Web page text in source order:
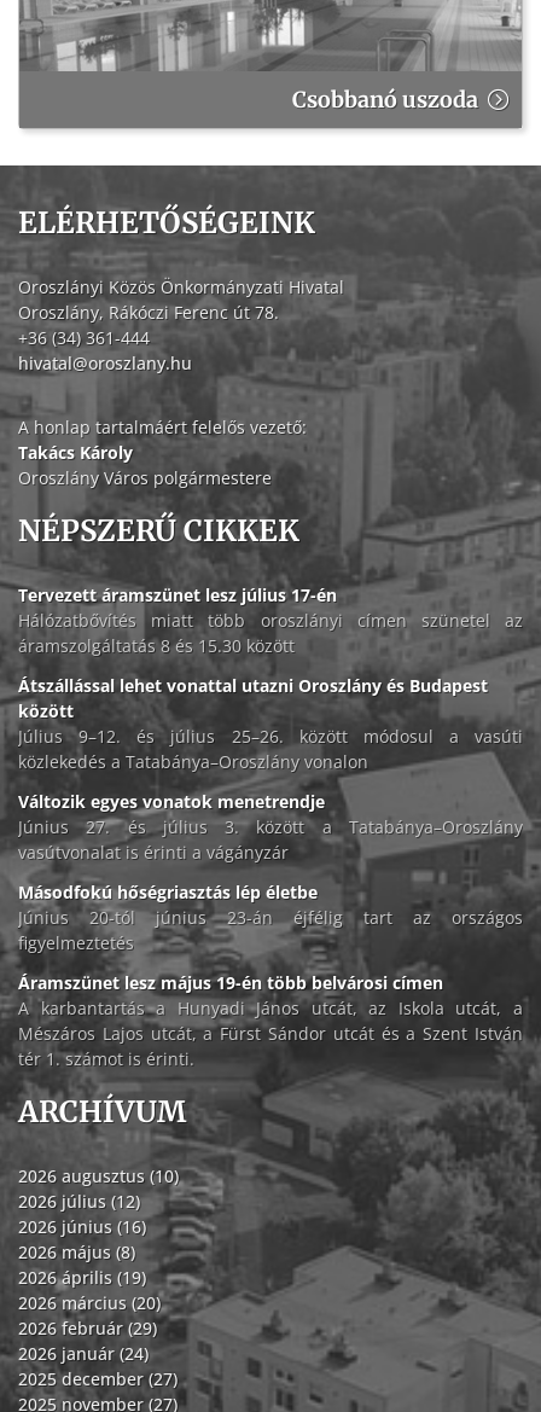
Csobbanó uszoda
ELÉRHETŐSÉGEINK
Oroszlányi Közös Önkormányzati Hivatal
Oroszlány, Rákóczi Ferenc út 78.
+36 (34) 361-444
hivatal@oroszlany.hu
A honlap tartalmáért felelős vezető:
Takács Károly
Oroszlány Város polgármestere
NÉPSZERŰ CIKKEK
Tervezett áramszünet lesz július 17-én
Hálózatbővítés miatt több oroszlányi címen szünetel az
áramszolgáltatás 8 és 15.30 között
Átszállással lehet vonattal utazni Oroszlány és Budapest
között
Július 9–12. és július 25–26. között módosul a vasúti
közlekedés a Tatabánya–Oroszlány vonalon
Változik egyes vonatok menetrendje
Június 27. és július 3. között a Tatabánya–Oroszlány
vasútvonalat is érinti a vágányzár
Másodfokú hőségriasztás lép életbe
Június 20-tól június 23-án éjfélig tart az országos
figyelmeztetés
Áramszünet lesz május 19-én több belvárosi címen
A karbantartás a Hunyadi János utcát, az Iskola utcát, a
Mészáros Lajos utcát, a Fürst Sándor utcát és a Szent István
tér 1. számot is érinti.
ARCHÍVUM
2026 augusztus (10)
2026 július (12)
2026 június (16)
2026 május (8)
2026 április (19)
2026 március (20)
2026 február (29)
2026 január (24)
2025 december (27)
2025 november (27)